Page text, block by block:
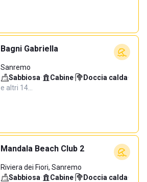
Bagni Gabriella
Sanremo
Sabbiosa· Cabine· Doccia calda·
e altri 14…
Mandala Beach Club 2
Riviera dei Fiori, Sanremo
Sabbiosa· Cabine· Doccia calda·